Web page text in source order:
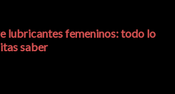
lubricantes femeninos: todo lo
saber